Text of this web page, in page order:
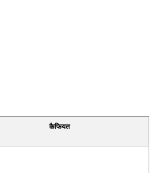
कैफियत